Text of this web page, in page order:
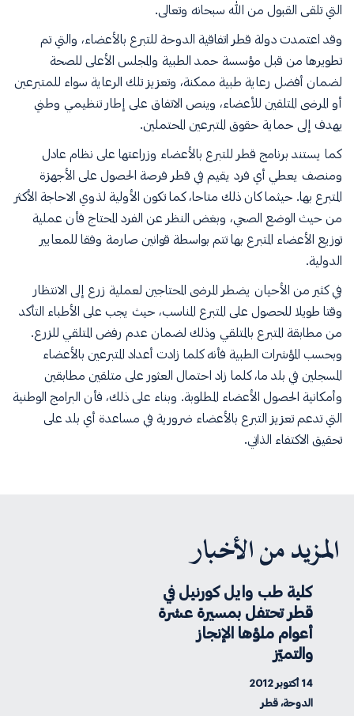
التي تلقى القبول من الله سبحانه وتعالى.
وقد اعتمدت دولة قطر اتفاقية الدوحة للتبرع بالأعضاء، والتي تم
تطويرها من قبل مؤسسة حمد الطبية والمجلس الأعلى للصحة
لضمان أفضل رعاية طبية ممكنة، وتعزيز تلك الرعاية سواء للمتبرعين
أو المرضى المتلقين للأعضاء، وينص الاتفاق على إطار تنظيمي وطني
يهدف إلى حماية حقوق المتبرعين المحتملين.
كما يستند برنامج قطر للتبرع بالأعضاء وزراعتها على نظام عادل
ومنصف يعطي أي فرد يقيم في قطر فرصة الحصول على الأجهزة
المتبرع بها. حيثما كان ذلك متاحا، كما تكون الأولية لذوي الاحاجة الأكثر
من حيث الوضع الصحي، وبغض النظر عن الفرد المحتاج فأن عملية
توزيع الأعضاء المتبرع بها تتم بواسطة قوانين صارمة وفقا للمعايير
الدولية.
في كثير من الأحيان يضطر المرضى المحتاجين لعملية زرع إلى الانتظار
وقتا طويلا للحصول على المتبرع المناسب، حيث يجب على الأطباء التأكد
من مطابقة المتبرع بالمتلقي وذلك لضمان عدم رفض المتلقي للزرع.
وبحسب المؤشرات الطبية فأنه كلما زادت أعداد المتبرعين بالأعضاء
المسجلين في بلد ما، كلما زاد احتمال العثور على متلقين مطابقين
وأمكانية الحصول الأعضاء المطلوبة. وبناء على ذلك، فأن البرامج الوطنية
التي تدعم تعزيز التبرع بالأعضاء ضرورية في مساعدة أي بلد على
تحقيق الاكتفاء الذاتي.
المزيد من الأخبار
كلية طب وايل كورنيل في
قطر تحتفل بمسيرة عشرة
أعوام ملؤها الإنجاز
والتميّز
14 أكتوبر 2012
الدوحة، قطر